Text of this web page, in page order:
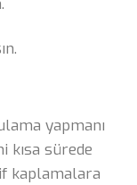
yapmanı
sürede
kaplamalara